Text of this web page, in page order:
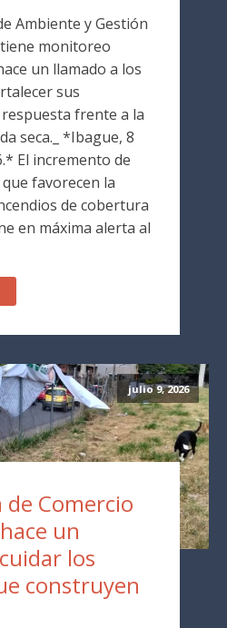
Ambiente y Gestión
monitoreo
un llamado a los
sus
respuesta frente a la
seca._ *Ibague, 8
El incremento de
favorecen la
de cobertura
en máxima alerta al
julio 9, 2026
de Comercio
un
los
construyen